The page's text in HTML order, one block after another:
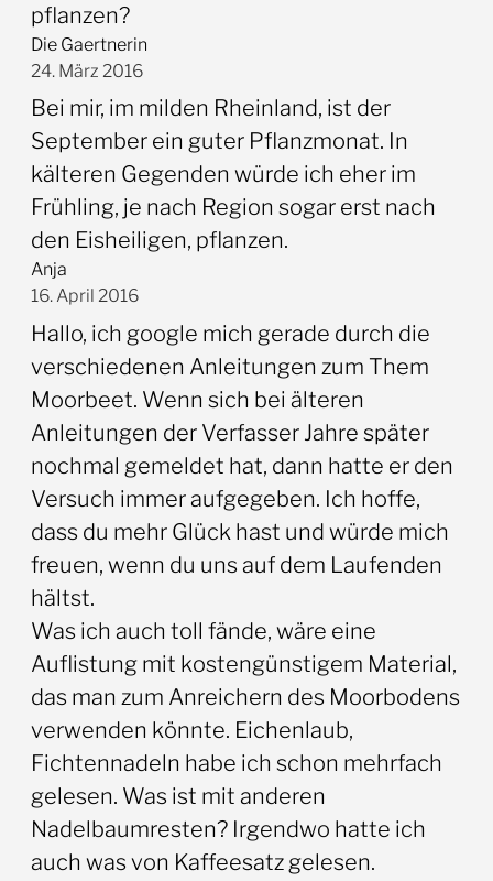
pflanzen?
Die Gaertnerin
24. März 2016
Bei mir, im milden Rheinland, ist der
September ein guter Pflanzmonat. In
kälteren Gegenden würde ich eher im
Frühling, je nach Region sogar erst nach
den Eisheiligen, pflanzen.
Anja
16. April 2016
Hallo, ich google mich gerade durch die
verschiedenen Anleitungen zum Them
Moorbeet. Wenn sich bei älteren
Anleitungen der Verfasser Jahre später
nochmal gemeldet hat, dann hatte er den
Versuch immer aufgegeben. Ich hoffe,
dass du mehr Glück hast und würde mich
freuen, wenn du uns auf dem Laufenden
hältst.
Was ich auch toll fände, wäre eine
Auflistung mit kostengünstigem Material,
das man zum Anreichern des Moorbodens
verwenden könnte. Eichenlaub,
Fichtennadeln habe ich schon mehrfach
gelesen. Was ist mit anderen
Nadelbaumresten? Irgendwo hatte ich
auch was von Kaffeesatz gelesen.